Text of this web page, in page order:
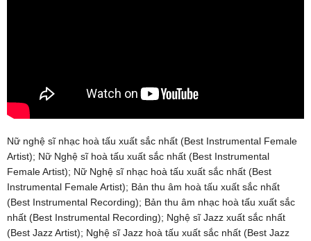
Nữ nghệ sĩ nhạc hoà tấu xuất sắc nhất (Best Instrumental Female
Artist); Nữ Nghệ sĩ hoà tấu xuất sắc nhất (Best Instrumental
Female Artist); Nữ Nghệ sĩ nhạc hoà tấu xuất sắc nhất (Best
Instrumental Female Artist); Bản thu âm hoà tấu xuất sắc nhất
(Best Instrumental Recording); Bản thu âm nhạc hoà tấu xuất sắc
nhất (Best Instrumental Recording); Nghệ sĩ Jazz xuất sắc nhất
(Best Jazz Artist); Nghệ sĩ Jazz hoà tấu xuất sắc nhất (Best Jazz